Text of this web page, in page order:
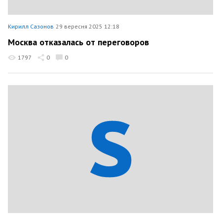
Кирилл Сазонов 29 вересня 2025 12:18
Москва отказалась от переговоров
1797 0 0